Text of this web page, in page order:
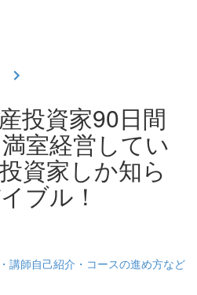
投資家90日間
室経営してい
資家しか知ら
ブル！
講師自己紹介・コースの進め方など